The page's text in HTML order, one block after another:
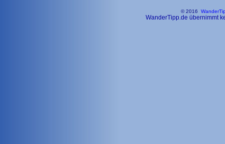
© 2016
WanderTipp.de übernimmt